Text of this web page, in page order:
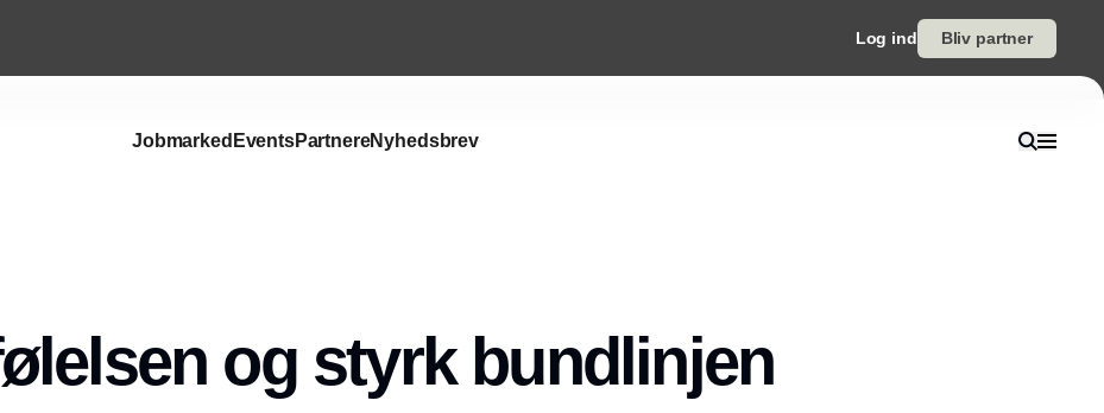
Log ind Bliv partner
Jobmarked EventsPartnereNyhedsbrev
og styrk bundlinjen